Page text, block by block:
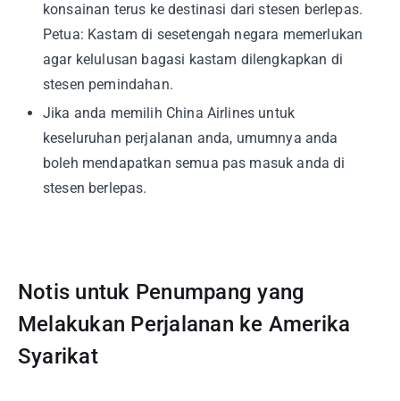
konsainan terus ke destinasi dari stesen berlepas.
Petua: Kastam di sesetengah negara memerlukan
agar kelulusan bagasi kastam dilengkapkan di
stesen pemindahan.
Jika anda memilih China Airlines untuk
keseluruhan perjalanan anda, umumnya anda
boleh mendapatkan semua pas masuk anda di
stesen berlepas.
Notis untuk Penumpang yang
Melakukan Perjalanan ke Amerika
Syarikat